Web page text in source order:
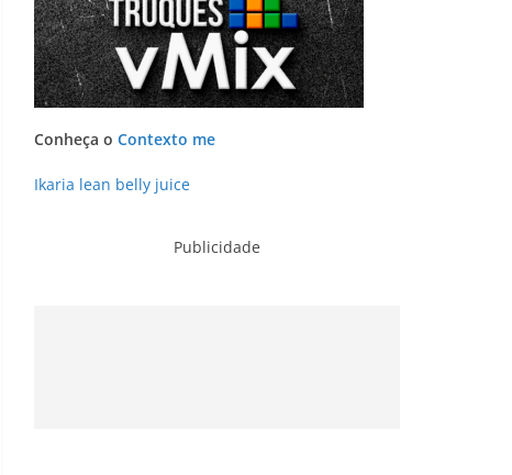
Conheça o Contexto me
Ikaria lean belly juice
Publicidade